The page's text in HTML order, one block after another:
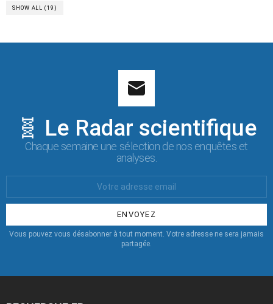
SHOW ALL (19)
🧬 Le Radar scientifique
Chaque semaine une sélection de nos enquêtes et
analyses.
:
Vous pouvez vous désabonner à tout moment. Votre adresse ne sera jamais
partagée.